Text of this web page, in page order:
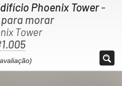
Phoenix Tower-
morar
Tower